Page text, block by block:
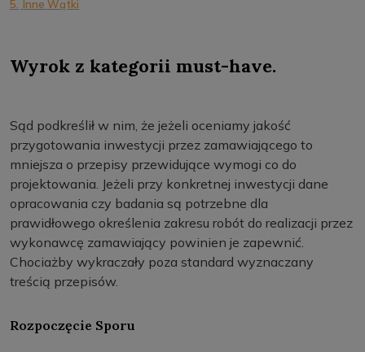
5. Inne Wątki
Wyrok z kategorii must-have.
Sąd podkreślił w nim, że jeżeli oceniamy jakość
przygotowania inwestycji przez zamawiającego to
mniejsza o przepisy przewidujące wymogi co do
projektowania. Jeżeli przy konkretnej inwestycji dane
opracowania czy badania są potrzebne dla
prawidłowego określenia zakresu robót do realizacji przez
wykonawcę zamawiający powinien je zapewnić.
Chociażby wykraczały poza standard wyznaczany
treścią przepisów.
Rozpoczęcie Sporu